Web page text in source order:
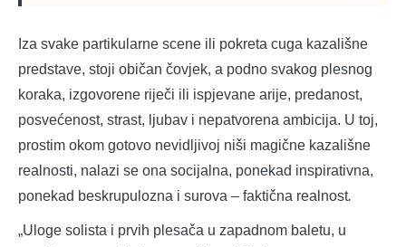
Iza svake partikularne scene ili pokreta cuga kazališne
predstave, stoji običan čovjek, a podno svakog plesnog
koraka, izgovorene riječi ili ispjevane arije, predanost,
posvećenost, strast, ljubav i nepatvorena ambicija. U toj,
prostim okom gotovo nevidljivoj niši magične kazališne
realnosti, nalazi se ona socijalna, ponekad inspirativna,
ponekad beskrupulozna i surova – faktična realnost.
„Uloge solista i prvih plesača u zapadnom baletu, u